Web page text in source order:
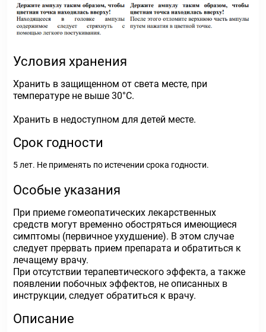
Условия хранения
Хранить в защищенном от света месте, при
температуре не выше 30°С.
Хранить в недоступном для детей месте.
Срок годности
5 лет. Не применять по истечении срока годности.
Особые указания
При приеме гомеопатических лекарственных
средств могут временно обостряться имеющиеся
симптомы (первичное ухудшение). В этом случае
следует прервать прием препарата и обратиться к
лечащему врачу.
При отсутствии терапевтического эффекта, а также
появлении побочных эффектов, не описанных в
инструкции, следует обратиться к врачу.
Описание